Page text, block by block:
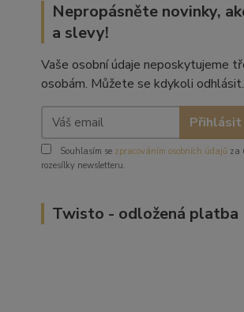
Nepropásněte novinky,
a slevy!
Vaše osobní údaje neposkytujeme
osobám. Můžete se kdykoli odhlásit.
Přihlásit
Souhlasím se zpracováním osobních údajů za
rozesílky newsletteru.
Twisto - odložená platba